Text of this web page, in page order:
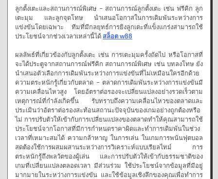
ลูกตั้งเตะและสถานการณ์พิเศษ – สถานการณ์ลูกตั้งเตะ เช่น ฟรีคิก ลูก
เตะมุม และลูกจุดโทษ นำเสนอโอกาสในการเดิมพันระหว่างการ
แข่งขันโดยเฉพาะ ทีมที่มีกลยุทธ์การยิงลูกเตะที่แข็งแกร่งสามารถใช้
ประโยชน์จากช่วงเวลาเหล่านี้ได้สล็อตw88
ผลลัพธ์ที่เกี่ยวข้องกับลูกตั้งเตะ เช่น การเตะมุมครั้งถัดไป หรือโอกาสที่
จะได้ประตูจากสถานการณ์ฟรีคิก สถานการณ์พิเศษ เช่น บทลงโทษ ยัง
นำเสนอตัวเลือกการเดิมพันระหว่างการแข่งขันที่ไม่เหมือนใครอีกด้วย
ความตระหนักรู้เกี่ยวกับตลาด – ตลาดการเดิมพันระหว่างการแข่งขันมี
ความเคลื่อนไหวสูง โดยอัตราต่อรองจะเปลี่ยนแปลงอย่างรวดเร็วตาม
เหตุการณ์ที่กำลังเกิดขึ้น รับทราบถึงความเคลื่อนไหวของตลาดและ
ประเมินว่าอัตราต่อรองสะท้อนสถานะปัจจุบันของเกมอย่างถูกต้องหรือ
ไม่ การปรับตัวให้เข้ากับการเปลี่ยนแปลงของตลาดทำให้คุณสามารถใช้
ประโยชน์จากโอกาสที่มีการกำหนดราคาผิดและทำการเดิมพันในช่วง
เวลาที่เหมาะสมได้ ความกล้าหาญ ในการเล่น ในเกมการพนันฟุตบอล
สดต้องใช้การผสมผสานระหว่างการวิเคราะห์แบบเรียลไทม์ การ
ตระหนักรู้ถึงพลวัตของผู้เล่น และการปรับตัวให้เข้ากับธรรมชาติของ
เกมที่เปลี่ยนแปลงตลอดเวลา มีส่วนร่วม ใช้ประโยชน์จากข้อมูลที่มีอยู่
มากมายในระหว่างการแข่งขัน และใช้ข้อมูลเชิงลึกของคุณเพื่อทำการ